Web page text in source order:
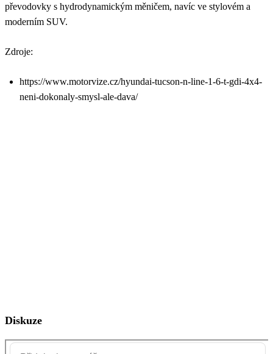
převodovky s hydrodynamickým měničem, navíc ve stylovém a
moderním SUV.
Zdroje:
https://www.motorvize.cz/hyundai-tucson-n-line-1-6-t-gdi-4x4-
neni-dokonaly-smysl-ale-dava/
Diskuze